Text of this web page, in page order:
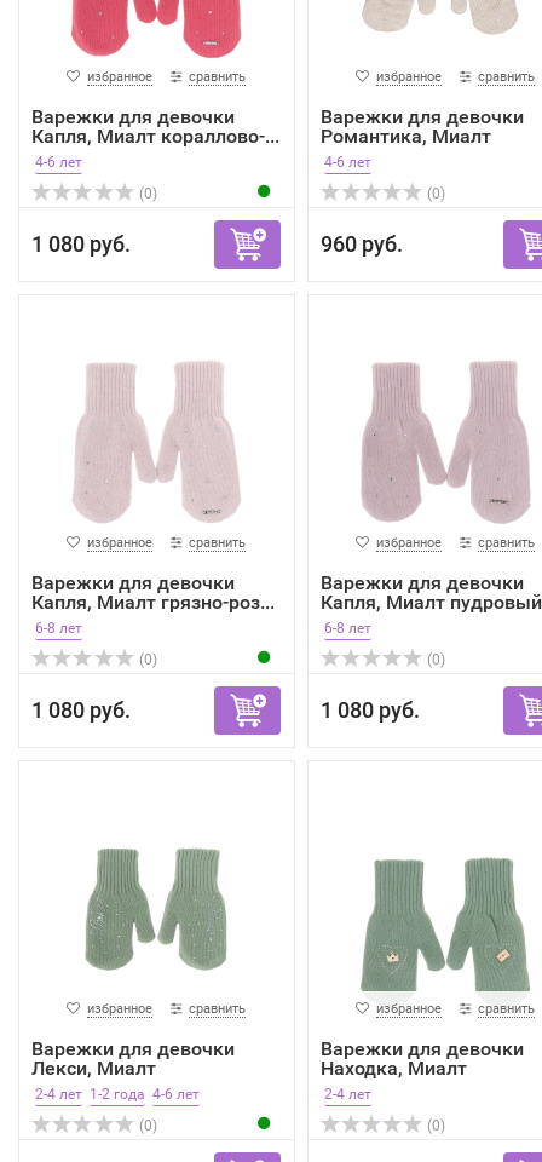
избранное сравнить
Варежки для девочки
Капля, Миалт кораллово-...
4-6 лет
(0)
1 080 руб.
избранное сравнить
Варежки для девочки
Романтика, Миалт
бледно...
4-6 лет
(0)
960 руб.
избранное сравнить
Варежки для девочки
Капля, Миалт грязно-роз...
6-8 лет
(0)
1 080 руб.
избранное сравнить
Варежки для девочки
Капля, Миалт
6-8 лет
(0)
1 080 руб.
избранное сравнить
Варежки для девочки
Лекси, Миалт
оливковый,...
2-4 лет 1-2 года 4-6 лет
(0)
избранное сравнить
Варежки для девочки
Находка, Миалт
оливковы...
2-4 лет
(0)